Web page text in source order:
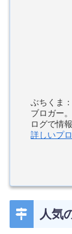
ぶちくま
ブロガー
ログで情
詳しいプ
人気